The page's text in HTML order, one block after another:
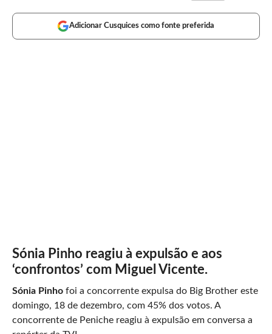
Adicionar Cusquices como fonte preferida
Sónia Pinho reagiu à expulsão e aos
‘confrontos’ com Miguel Vicente.
Sónia Pinho foi a concorrente expulsa do Big Brother este
domingo, 18 de dezembro, com 45% dos votos. A
concorrente de Peniche reagiu à expulsão em conversa a